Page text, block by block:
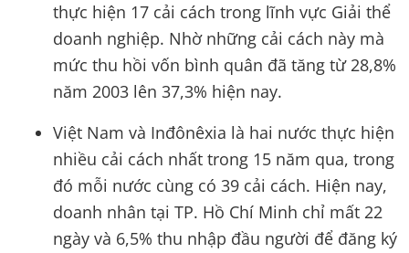
thực hiện 17 cải cách trong lĩnh vực Giải thể
doanh nghiệp. Nhờ những cải cách này mà
mức thu hồi vốn bình quân đã tăng từ 28,8%
năm 2003 lên 37,3% hiện nay.
Việt Nam và Inđônêxia là hai nước thực hiện
nhiều cải cách nhất trong 15 năm qua, trong
đó mỗi nước cùng có 39 cải cách. Hiện nay,
doanh nhân tại TP. Hồ Chí Minh chỉ mất 22
ngày và 6,5% thu nhập đầu người để đăng ký